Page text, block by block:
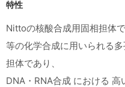
特性
Nittoの核酸合成用固相担体
等の化学合成に用いられる
担体であり、
DNA・RNA合成 における